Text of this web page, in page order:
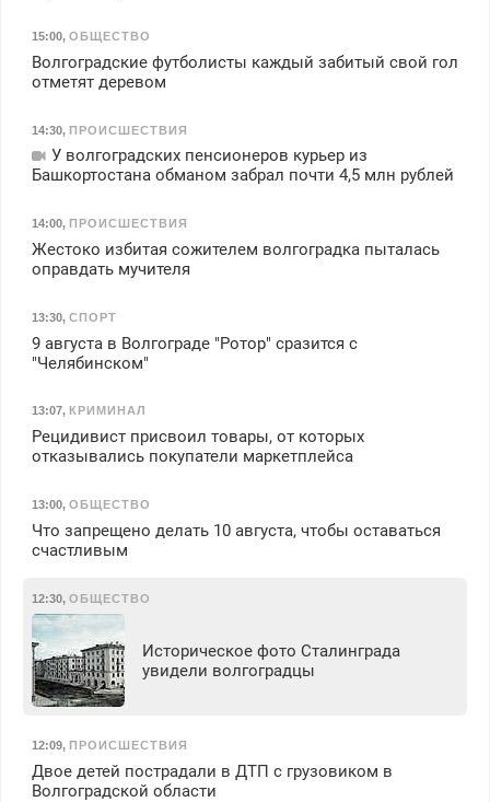
15:00, ОБЩЕСТВО
Волгоградские футболисты каждый забитый свой гол
отметят деревом
14:30, ПРОИСШЕСТВИЯ
У волгоградских пенсионеров курьер из
Башкортостана обманом забрал почти 4,5 млн рублей
14:00, ПРОИСШЕСТВИЯ
Жестоко избитая сожителем волгоградка пыталась
оправдать мучителя
13:30, СПОРТ
9 августа в Волгограде "Ротор" сразится с
"Челябинском"
13:07, КРИМИНАЛ
Рецидивист присвоил товары, от которых
отказывались покупатели маркетплейса
13:00, ОБЩЕСТВО
Что запрещено делать 10 августа, чтобы оставаться
счастливым
12:30, ОБЩЕСТВО
Историческое фото Сталинграда
увидели волгоградцы
12:09, ПРОИСШЕСТВИЯ
Двое детей пострадали в ДТП с грузовиком в
Волгоградской области